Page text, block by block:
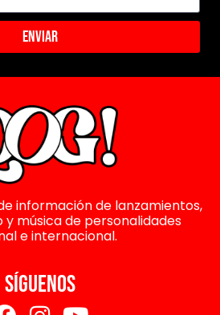
Enviar
información de lanzamientos,
música de personalidades
e internacional.
SÍGUENOS